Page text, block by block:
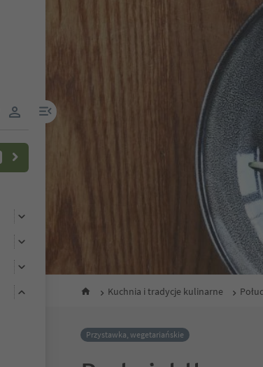
link użytkownika
link menu
Kuchnia i tradycje kulinarne
Przystawka, wegetariańskie